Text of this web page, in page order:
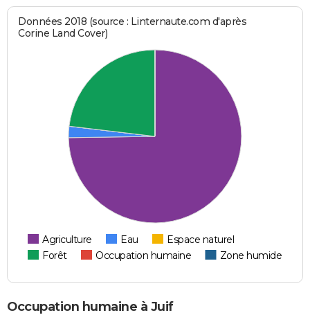
Données 2018 (source : Linternaute.com d'après
Corine Land Cover)
Agriculture Eau
Espace naturel
Forêt
Occupation humaine Zone humide
Occupation humaine à Juif